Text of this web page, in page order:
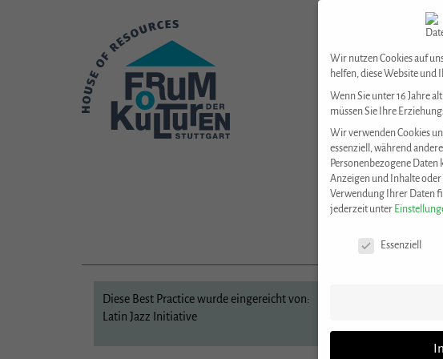
Diese Best Practice wurde eingereicht von:
Latin Jazz Initiative
Wir nutzen Cookies auf
helfen, diese Website und
Wenn Sie unter 16 Jahre
müssen Sie Ihre
Wir verwenden Cookies
essenziell, während
Personenbezogene Daten
Anzeigen und Inhalte
Verwendung Ihrer Daten
jederzeit unter
Essenziell